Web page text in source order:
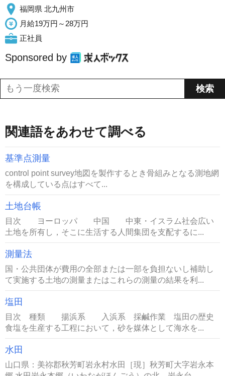
福岡県 北九州市
月給19万円～28万円
正社員
Sponsored by
関連語をあわせて調べる
基準点測量
control point survey地図を製作するとき骨組みとなる測地網
を構成している点はすべて...
土地台帳
目次 ヨーロッパ 中国 中東・イスラム社会広い
土地を所有し，そこに生活する人間集団を支配するに...
測量法
国・公共団体が費用の全部または一部を負担ないし補助し
て実施する土地の測量またはこれらの測量の結果を利...
塩田
目次 種類 揚浜系 入浜系 採鹹作業 塩田の歴史
食塩を生産する工程において，砂を媒体として海水を...
水田
山口県：美祢郡秋芳町岩永村水田［現］秋芳町大字岩永本